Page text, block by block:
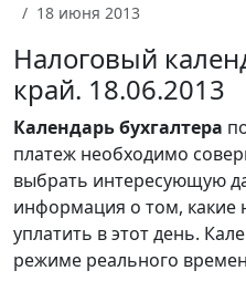
18 июня 2013
Налоговый
край. 18.06.2013
Календарьбухгалтера
платеж необходимо
выбрать интересующую
информация о том, какие
уплатить в этот день.
режиме реального